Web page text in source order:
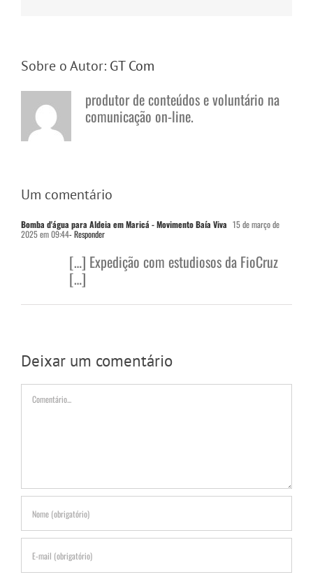
Sobre o Autor: GT Com
produtor de conteúdos e voluntário na
comunicação on-line.
Um comentário
Bomba d'água para Aldeia em Maricá - Movimento Baía Viva 15 de março de
2025 em 09:44- Responder
[…] Expedição com estudiosos da FioCruz
[…]
Deixar um comentário
Comentário